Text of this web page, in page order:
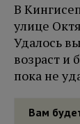
В
улице
Удалось
возраст и
пока не
Вам